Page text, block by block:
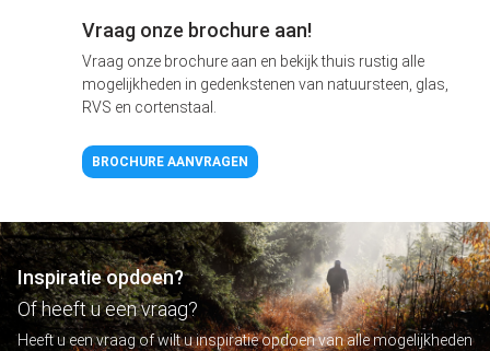
Vraag onze brochure aan!
Vraag onze brochure aan en bekijk thuis rustig alle
mogelijkheden in gedenkstenen van natuursteen, glas,
RVS en cortenstaal.
BROCHURE AANVRAGEN
Inspiratie opdoen?
Of heeft u een vraag?
Heeft u een vraag of wilt u inspiratie opdoen van alle mogelijkheden